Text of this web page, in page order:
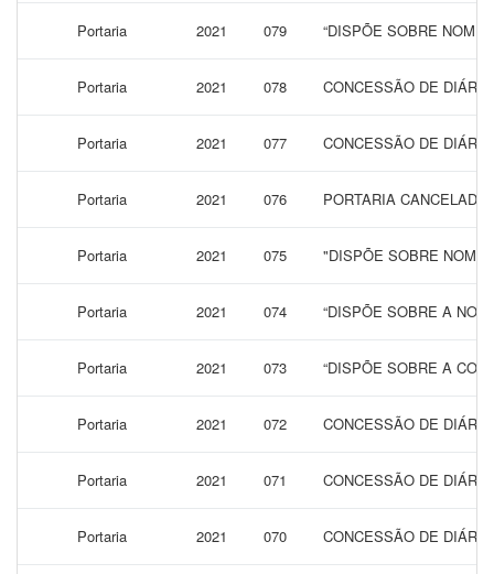
Portaria 2021 079 “DISPÕE SOBRE
Portaria 2021 078 CONCESSÃO DE
Portaria 2021 077 CONCESSÃO DE
Portaria 2021 076 PORTARIA CANCELADA
Portaria 2021 075 "DISPÕE SOBRE
Portaria 2021 074 “DISPÕE SOBRE A
Portaria 2021 073 “DISPÕE SOBRE A
Portaria 2021 072 CONCESSÃO DE
Portaria 2021 071 CONCESSÃO DE
Portaria 2021 070 CONCESSÃO DE